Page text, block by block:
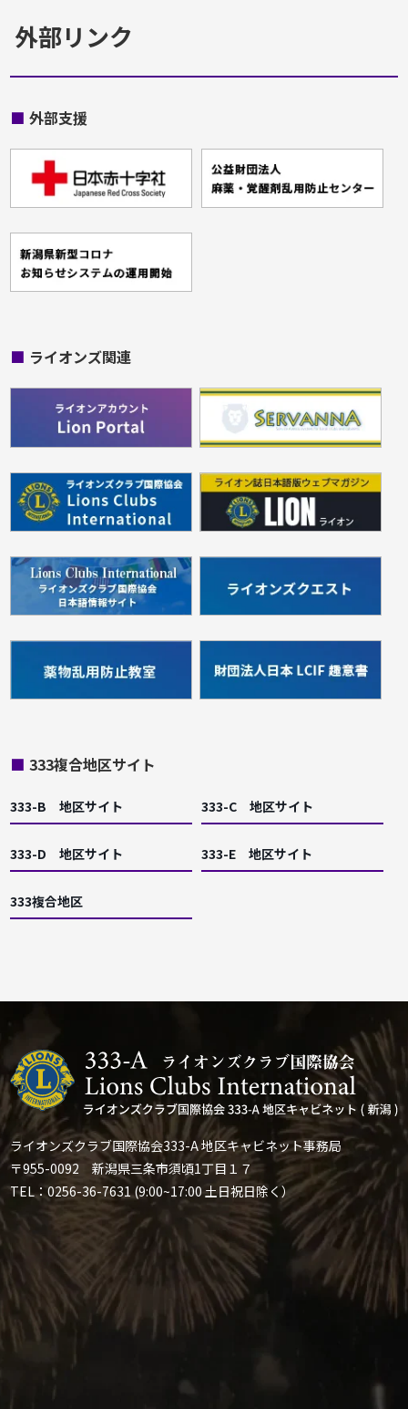
外部リンク
■ 外部支援
■ ライオンズ関連
■ 333複合地区サイト
333-B 地区サイト 333-C 地区サイト
333-D 地区サイト 333-E 地区サイト
333複合地区
ライオンズクラブ国際協会333-A 地区キャビネット事務局
〒955-0092 新潟県三条市須頃1丁目１７
TEL：0256-36-7631 (9:00~17:00 土日祝日除く）